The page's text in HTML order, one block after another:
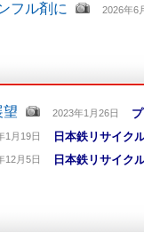
フル剤に 2026年6
望 2023年1月26日
1月19日 日本鉄リサイク
12月5日
日本鉄リサイク